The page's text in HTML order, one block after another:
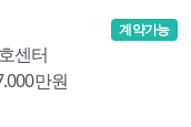
센터
만원
계약가능